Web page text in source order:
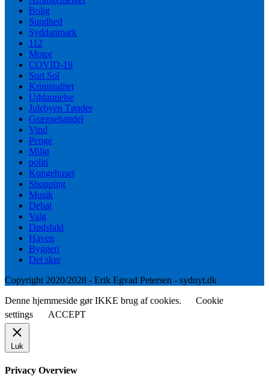
Bolig
Sundhed
Syddanmark
112
Motor
COVID-19
Sort Sol
Kriminalitet
Uddannelse
Julebyen Tønder
Grænsehandel
Vind
Penge
Miljø
politi
Kongehuset
Shopping
Musik
Debat
Valg
Dødsfald
Haven
Byggeri
Det sker
Copyright 2020/2028 - Erik Egvad Petersen - sydnyt.dk
Denne hjemmeside gør IKKE brug af cookies.
Cookie
settings
ACCEPT
Luk
Privacy Overview